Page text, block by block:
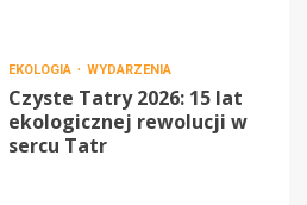
EKOLOGIA WYDARZENIA
Czyste Tatry 2026: 15 lat
ekologicznej rewolucji w
sercu Tatr